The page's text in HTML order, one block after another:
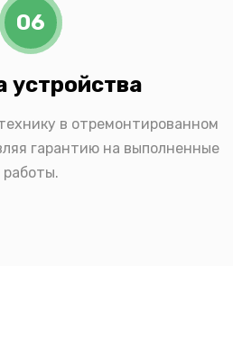
06
устройства
в отремонтированном
гарантию на выполненные
работы.